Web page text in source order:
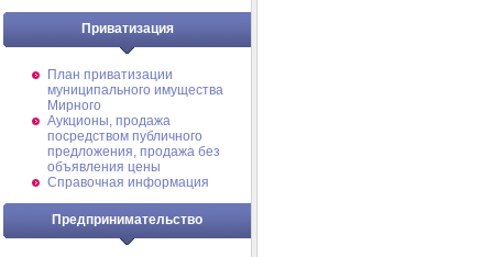
Приватизация
План приватизации
муниципального имущества
Мирного
Аукционы, продажа
посредством публичного
предложения, продажа без
объявления цены
Справочная информация
Предпринимательство